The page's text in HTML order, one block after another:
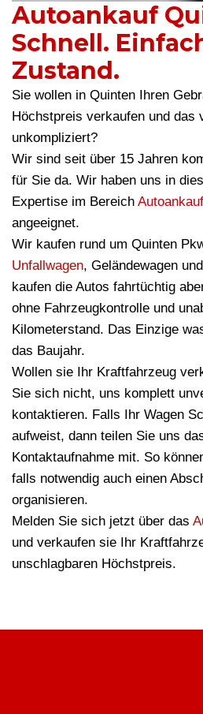
Autoankauf
Schnell.
Zustand.
Sie wollen in Quinten Ihren
Höchstpreis verkaufen und das
unkompliziert?
Wir sind seit über 15 Jahren
für Sie da. Wir haben uns in
Expertise im Bereich Autoankauf
angeeignet.
Wir kaufen rund um Quinten
Unfallwagen, Geländewagen
kaufen die Autos fahrtüchtig
ohne Fahrzeugkontrolle und
Kilometerstand. Das Einzige
das Baujahr.
Wollen sie Ihr Kraftfahrzeug
Sie sich nicht, uns komplett
kontaktieren. Falls Ihr Wagen
aufweist, dann teilen Sie uns
Kontaktaufnahme mit. So
falls notwendig auch einen
organisieren.
Melden Sie sich jetzt über das
und verkaufen sie Ihr
unschlagbaren Höchstpreis.